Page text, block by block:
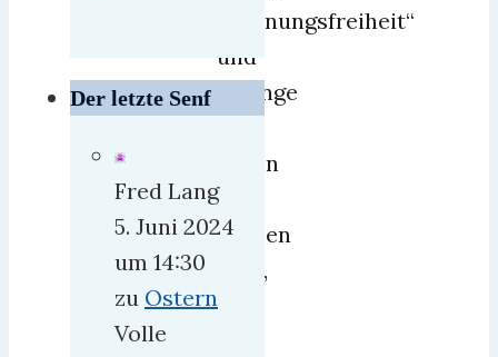
„Meinungsfreiheit“
und
solange
gegen
die
Russen
geht,
ist
Der letzte Senf
Fred Lang
5. Juni 2024
um 14:30
zu Ostern
Volle